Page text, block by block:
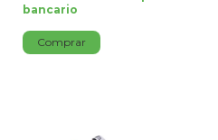
bancario
Comprar